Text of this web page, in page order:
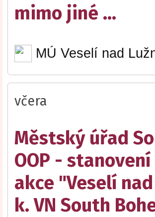
mimo jiné ...
MÚ Veselí nad
včera
Městský úřad
OOP -
akce "Veselí
k. VN South